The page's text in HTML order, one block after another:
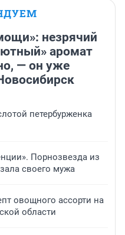
незрячий
аромат
— он уже
петербурженка
Порнозвезда из
своего мужа
овощного ассорти на
области